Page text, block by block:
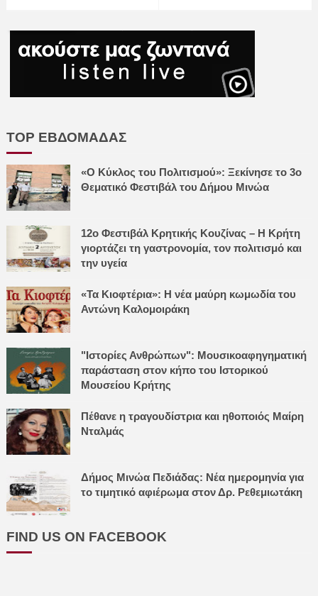
TOP ΕΒΔΟΜΑΔΑΣ
«Ο Κύκλος του Πολιτισμού»: Ξεκίνησε το 3ο
Θεματικό Φεστιβάλ του Δήμου Μινώα
12ο Φεστιβάλ Κρητικής Κουζίνας – Η Κρήτη
γιορτάζει τη γαστρονομία, τον πολιτισμό και
την υγεία
«Τα Κιοφτέρια»: Η νέα μαύρη κωμωδία του
Αντώνη Καλομοιράκη
"Ιστορίες Ανθρώπων": Μουσικοαφηγηματική
παράσταση στον κήπο του Ιστορικού
Μουσείου Κρήτης
Πέθανε η τραγουδίστρια και ηθοποιός Μαίρη
Νταλμάς
Δήμος Μινώα Πεδιάδας: Νέα ημερομηνία για
το τιμητικό αφιέρωμα στον Δρ. Ρεθεμιωτάκη
FIND US ON FACEBOOK